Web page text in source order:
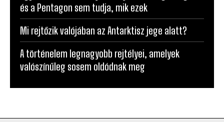
Mi rejtőzik valójában az Antarktisz jege alatt?
A történelem legnagyobb rejtélyei, amelyek
valószínűleg sosem oldódnak meg